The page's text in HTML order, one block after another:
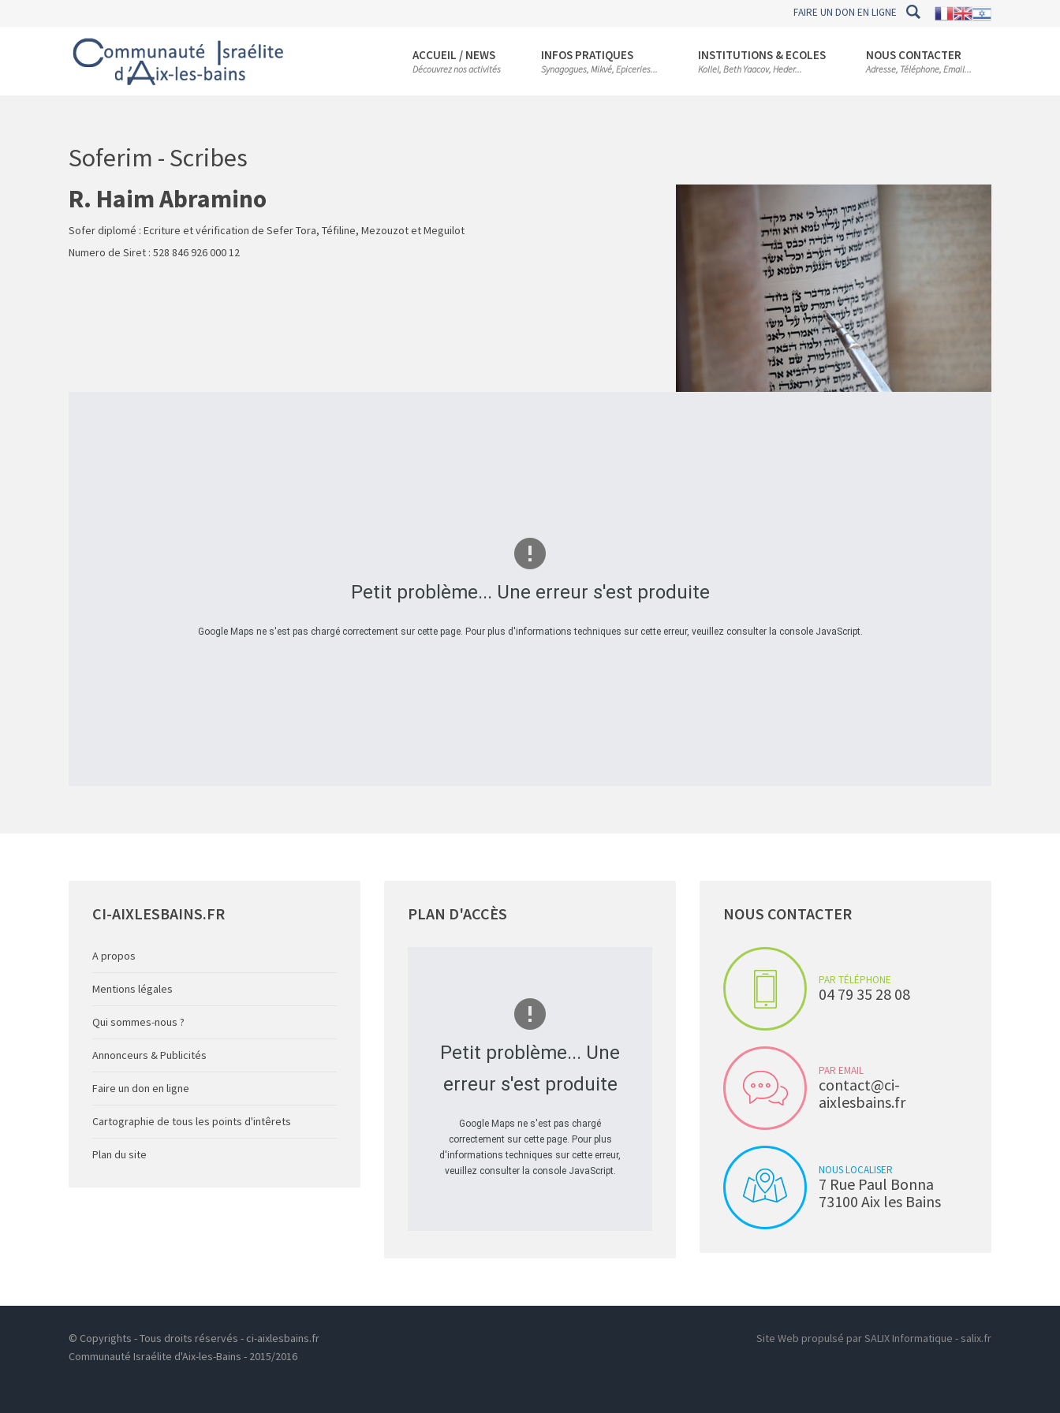
FAIRE UN DON EN LIGNE
ACCUEIL / NEWS
Découvrez nos activités
INFOS PRATIQUES
Synagogues, Mikvé, Epiceries...
INSTITUTIONS & ECOLES
Kollel, Beth Yaacov, Heder...
NOUS CONTACTER
Adresse, Téléphone, Email...
Soferim - Scribes
R. Haim Abramino
Sofer diplomé : Ecriture et vérification de Sefer Tora, Téfiline, Mezouzot et Meguilot
Numero de Siret : 528 846 926 000 12
Petit problème... Une erreur s'est produite
Google Maps ne s'est pas chargé correctement sur cette page. Pour plus d'informations techniques sur cette erreur, veuillez consulter la console JavaScript.
CI-AIXLESBAINS.FR
A propos
Mentions légales
Qui sommes-nous ?
Annonceurs & Publicités
Faire un don en ligne
Cartographie de tous les points d'intêrets
Plan du site
PLAN D'ACCÈS
Petit problème... Une
erreur s'est produite
Google Maps ne s'est pas chargé
correctement sur cette page. Pour plus
d'informations techniques sur cette erreur,
veuillez consulter la console JavaScript.
NOUS CONTACTER
PAR TÉLÉPHONE
04 79 35 28 08
PAR EMAIL
contact@ci-
aixlesbains.fr
NOUS LOCALISER
7 Rue Paul Bonna
73100 Aix les Bains
© Copyrights - Tous droits réservés - ci-aixlesbains.fr
Communauté Israélite d'Aix-les-Bains - 2015/2016
Site Web propulsé par SALIX Informatique - salix.fr